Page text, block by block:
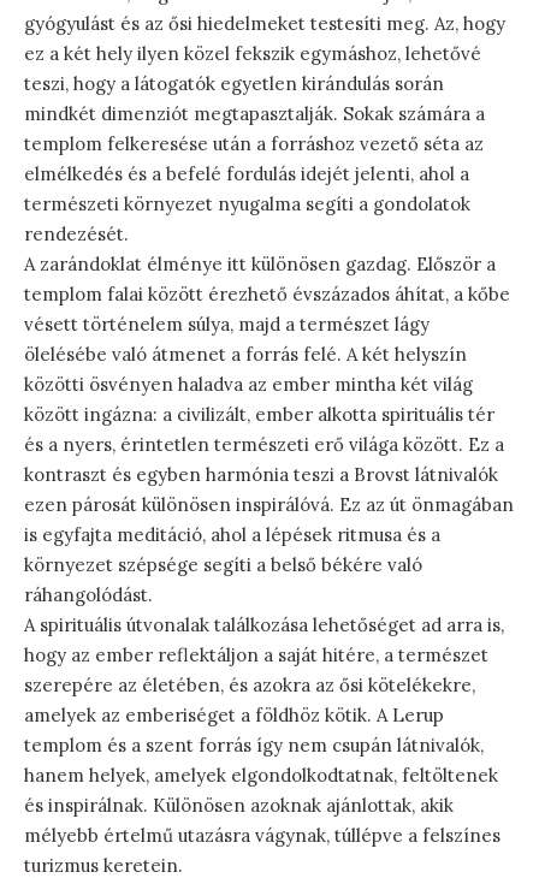
gyógyulást és az ősi hiedelmeket testesíti meg. Az, hogy
ez a két hely ilyen közel fekszik egymáshoz, lehetővé
teszi, hogy a látogatók egyetlen kirándulás során
mindkét dimenziót megtapasztalják. Sokak számára a
templom felkeresése után a forráshoz vezető séta az
elmélkedés és a befelé fordulás idejét jelenti, ahol a
természeti környezet nyugalma segíti a gondolatok
rendezését.
A zarándoklat élménye itt különösen gazdag. Először a
templom falai között érezhető évszázados áhítat, a kőbe
vésett történelem súlya, majd a természet lágy
ölelésébe való átmenet a forrás felé. A két helyszín
közötti ösvényen haladva az ember mintha két világ
között ingázna: a civilizált, ember alkotta spirituális tér
és a nyers, érintetlen természeti erő világa között. Ez a
kontraszt és egyben harmónia teszi a Brovst látnivalók
ezen párosát különösen inspirálóvá. Ez az út önmagában
is egyfajta meditáció, ahol a lépések ritmusa és a
környezet szépsége segíti a belső békére való
ráhangolódást.
A spirituális útvonalak találkozása lehetőséget ad arra is,
hogy az ember reflektáljon a saját hitére, a természet
szerepére az életében, és azokra az ősi kötelékekre,
amelyek az emberiséget a földhöz kötik. A Lerup
templom és a szent forrás így nem csupán látnivalók,
hanem helyek, amelyek elgondolkodtatnak, feltöltenek
és inspirálnak. Különösen azoknak ajánlottak, akik
mélyebb értelmű utazásra vágynak, túllépve a felszínes
turizmus keretein.